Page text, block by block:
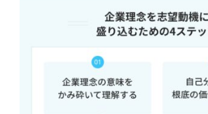
③一字一句正確に引用する
企業理念を軸にした志望動機作成
③自分の価値観と企業理念を結びつける
④共通の価値観を活かしてどう貢献でき
企業理念の志望動機の伝え方